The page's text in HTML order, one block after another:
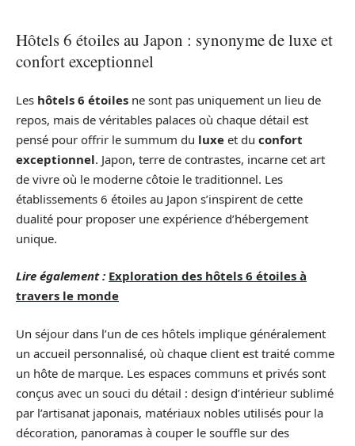
Hôtels 6 étoiles au Japon : synonyme de luxe et
confort exceptionnel
Les hôtels 6 étoiles ne sont pas uniquement un lieu de
repos, mais de véritables palaces où chaque détail est
pensé pour offrir le summum du luxe et du confort
exceptionnel. Japon, terre de contrastes, incarne cet art
de vivre où le moderne côtoie le traditionnel. Les
établissements 6 étoiles au Japon s’inspirent de cette
dualité pour proposer une expérience d’hébergement
unique.
Lire également : Exploration des hôtels 6 étoiles à
travers le monde
Un séjour dans l’un de ces hôtels implique généralement
un accueil personnalisé, où chaque client est traité comme
un hôte de marque. Les espaces communs et privés sont
conçus avec un souci du détail : design d’intérieur sublimé
par l’artisanat japonais, matériaux nobles utilisés pour la
décoration, panoramas à couper le souffle sur des